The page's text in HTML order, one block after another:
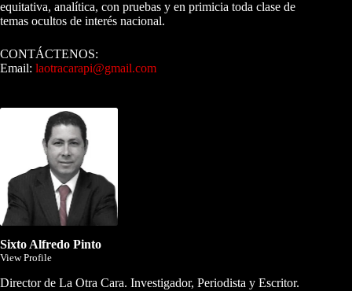
equitativa, analítica, con pruebas y en primicia toda clase de
temas ocultos de interés nacional.
CONTÁCTENOS:
Email: laotracarapi@gmail.com
Sixto Alfredo Pinto
View Profile
Director de La Otra Cara. Investigador, Periodista y Escritor.